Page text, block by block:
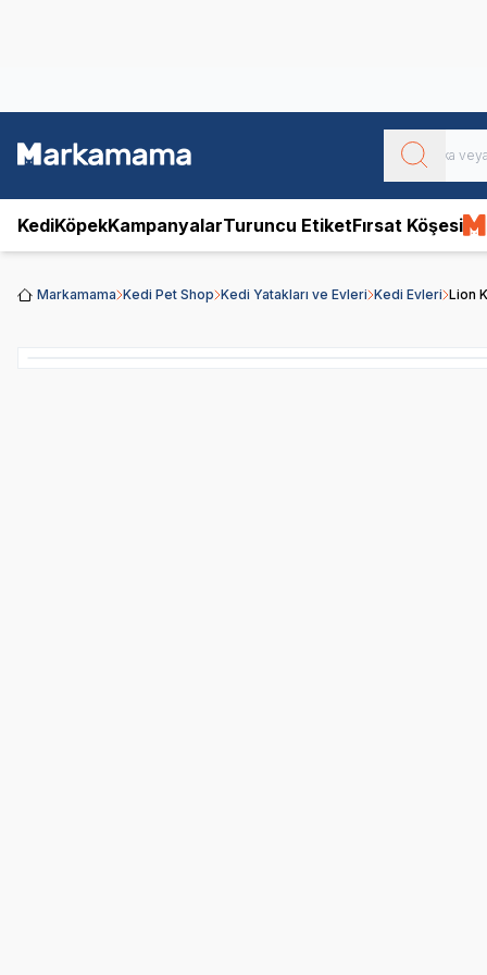
KediKöpekKampanyalarTuruncu EtiketFırsat Köşesi
Markamama Kedi Pet Shop Kedi Yatakları ve Evleri Kedi Evleri Lion